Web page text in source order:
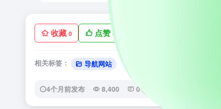
收藏 0 点赞0
相关标签： 导航网站
4个月前发布 8,400 0